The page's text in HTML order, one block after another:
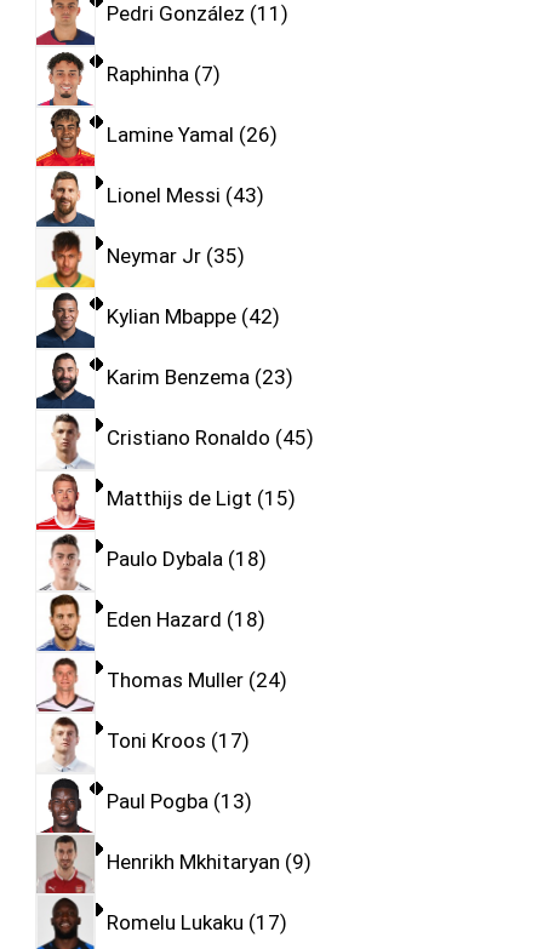
Pedri González 11
Raphinha 7
Lamine Yamal 26
Lionel Messi 43
Neymar Jr 35
Kylian Mbappe 42
Karim Benzema 23
Cristiano Ronaldo 45
Matthijs de Ligt 15
Paulo Dybala 18
Eden Hazard 18
Thomas Muller 24
Toni Kroos 17
Paul Pogba 13
Henrikh Mkhitaryan 9
Romelu Lukaku 17